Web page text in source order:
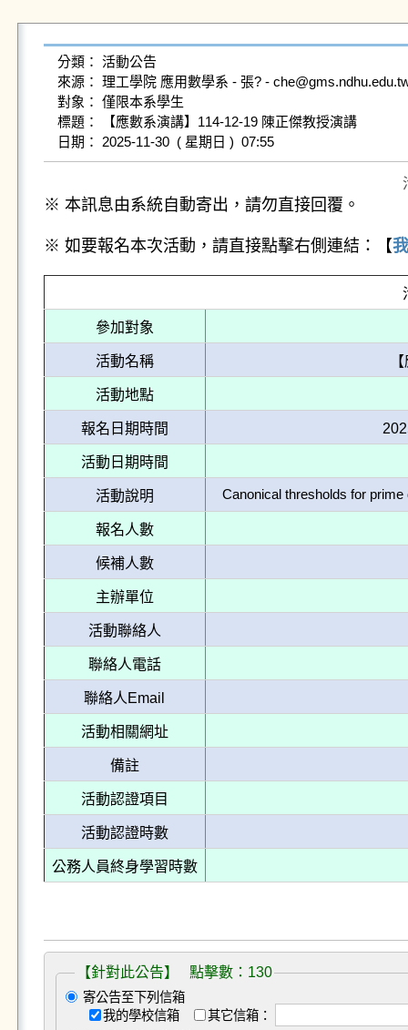
分類： 活動公告
來源： 理工學院 應用數學系 - 張? -
對象： 僅限本系學生
標題： 【應數系演講】114-12-19 陳正傑教授演講
日期： 2025-11-30  ( 星期日 )  07:55
※ 本訊息由系統自動寄出，請勿直接回覆。
※ 如要報名本次活動，請直接點擊右側連結：【
參加對象
活動名稱
活動地點
報名日期時間
活動日期時間
活動說明 Canonical thresholds for
報名人數
候補人數
主辦單位
活動聯絡人
聯絡人電話
聯絡人Email
活動相關網址
備註
活動認證項目
活動認證時數
公務人員終身學習時數
【針對此公告】 點擊數：130
寄公告至下列信箱
我的學校信箱
其它信箱：